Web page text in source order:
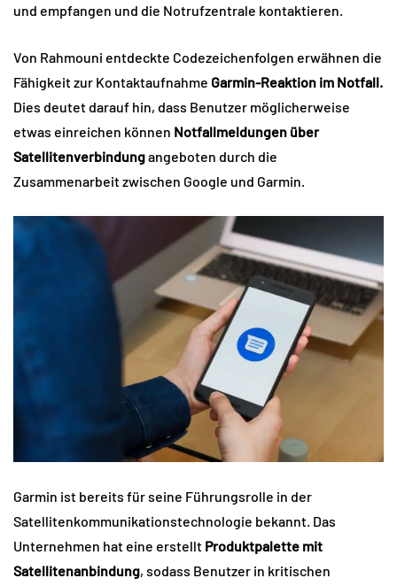
und empfangen und die Notrufzentrale kontaktieren.
Von Rahmouni entdeckte Codezeichenfolgen erwähnen die
Fähigkeit zur Kontaktaufnahme Garmin-Reaktion im Notfall.
Dies deutet darauf hin, dass Benutzer möglicherweise
etwas einreichen können Notfallmeldungen über
Satellitenverbindungangeboten durch die
Zusammenarbeit zwischen Google und Garmin.
Garmin ist bereits für seine Führungsrolle in der
Satellitenkommunikationstechnologie bekannt. Das
Unternehmen hat eine erstellt Produktpalette mit
Satellitenanbindung, sodass Benutzer in kritischen